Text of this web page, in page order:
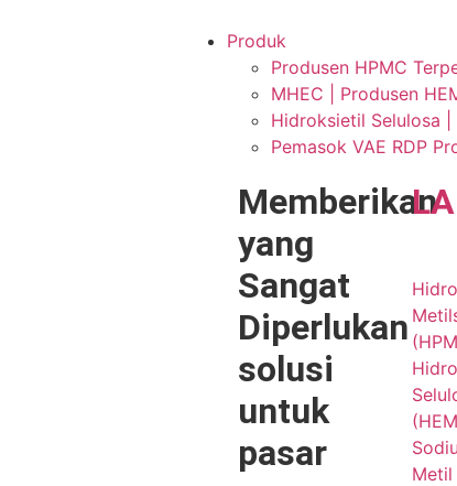
Produk
Produsen HPMC
MHEC | Produsen
Hidroksietil Selulosa |
Pemasok VAE RDP
Memberikan
yang
Sangat
Diperlukan
solusi
untuk
pasar
Metil